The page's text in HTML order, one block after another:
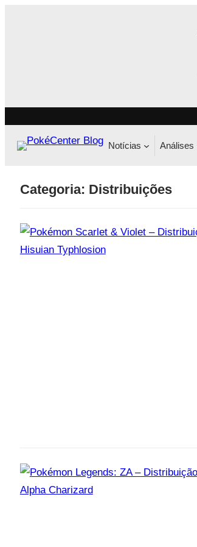
Notícias Análises
Categoria: Distribuições